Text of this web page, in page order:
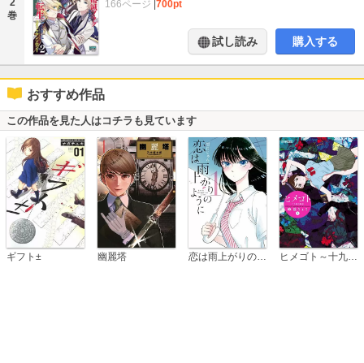
巻
166ページ |700pt
試し読み 購入する
おすすめ作品
この作品を見た人はコチラも見ています
ギフト± 幽麗塔 ヒメゴト～十九歳の制服～